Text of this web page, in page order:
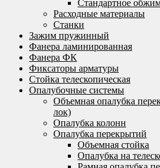
Стандартное
Расходные материалы
Станки
Зажим пружинный
Фанера ламинированная
Фанера ФК
Фиксаторы арматуры
Стойка телескопическая
Опалубочные системы
Объемная опалубка
лок)
Опалубка колонн
Опалубка перекрытий
Объемная стойка
Опалубка на